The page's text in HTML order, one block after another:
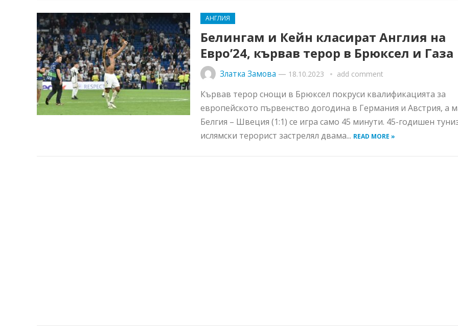
АНГЛИЯ
Белингам и Кейн класират Англия на
Евро’24, кървав терор в Брюксел и Газа
Златка Замова — 18.10.2023 add comment
Кървав терор снощи в Брюксел покруси квалификацията за
европейското първенство догодина в Германия и Австрия, а
Белгия – Швеция (1:1) се игра само 45 минути. 45-годишен
ислямски терорист застрелял двама... READ MORE »